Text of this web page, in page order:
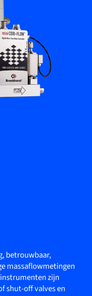
betrouwbaar,
massaflowmetingen
zijn
shut-off valves en